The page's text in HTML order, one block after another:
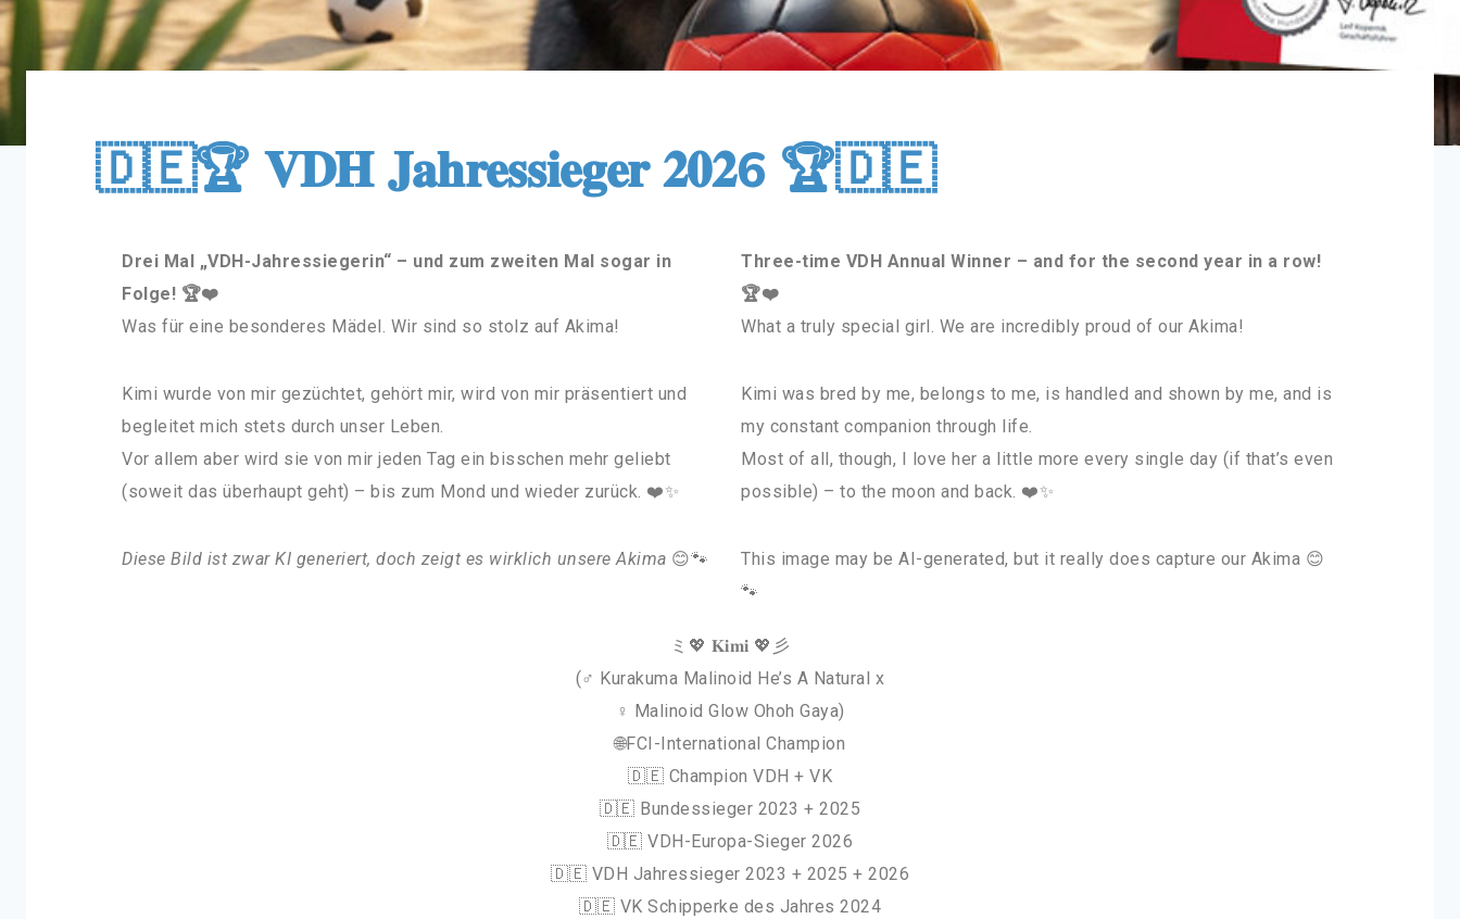
🇩🇪🏆 𝐕𝐃𝐇 𝐉𝐚𝐡𝐫𝐞𝐬𝐬𝐢𝐞𝐠𝐞𝐫 𝟐𝟎𝟐6 🏆🇩🇪
Drei Mal „VDH-Jahressiegerin“ – und zum zweiten Mal sogar in
Folge! 🏆❤️
Was für eine besonderes Mädel. Wir sind so stolz auf Akima!
Kimi wurde von mir gezüchtet, gehört mir, wird von mir präsentiert und
begleitet mich stets durch unser Leben.
Vor allem aber wird sie von mir jeden Tag ein bisschen mehr geliebt
(soweit das überhaupt geht) – bis zum Mond und wieder zurück. ❤️✨
Diese Bild ist zwar KI generiert, doch zeigt es wirklich unsere Akima 😊🐾
Three-time VDH Annual Winner – and for the second year in a row!
🏆❤️
What a truly special girl. We are incredibly proud of our Akima!
Kimi was bred by me, belongs to me, is handled and shown by me, and is
my constant companion through life.
Most of all, though, I love her a little more every single day (if that’s even
possible) – to the moon and back. ❤️✨
This image may be AI-generated, but it really does capture our Akima 😊
🐾
ミ💖 𝐊𝐢𝐦𝐢 💖彡
(♂️ Kurakuma Malinoid He’s A Natural x
♀️ Malinoid Glow Ohoh Gaya)
🌐FCI-International Champion
🇩🇪 Champion VDH + VK
🇩🇪 Bundessieger 2023 + 2025
🇩🇪 VDH-Europa-Sieger 2026
🇩🇪 VDH Jahressieger 2023 + 2025 + 2026
🇩🇪 VK Schipperke des Jahres 2024